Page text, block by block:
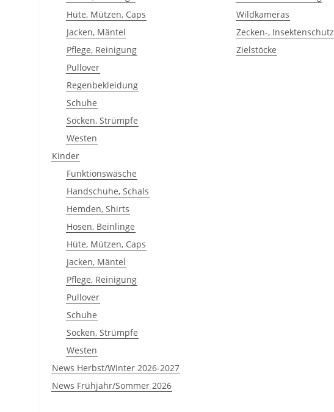
Hüte, Mützen, Caps
Jacken, Mäntel
Pflege, Reinigung
Pullover
Regenbekleidung
Schuhe
Socken, Strümpfe
Westen
Kinder
Funktionswäsche
Handschuhe, Schals
Hemden, Shirts
Hosen, Beinlinge
Hüte, Mützen, Caps
Jacken, Mäntel
Pflege, Reinigung
Pullover
Schuhe
Socken, Strümpfe
Westen
News Herbst/Winter 2026-2027
News Frühjahr/Sommer 2026
Wildkameras
Zecken-, Insektenschutz
Zielstöcke